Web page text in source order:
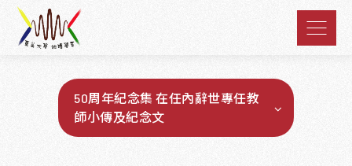
50周年紀念集 在任內辭世專任教
師小傳及紀念文